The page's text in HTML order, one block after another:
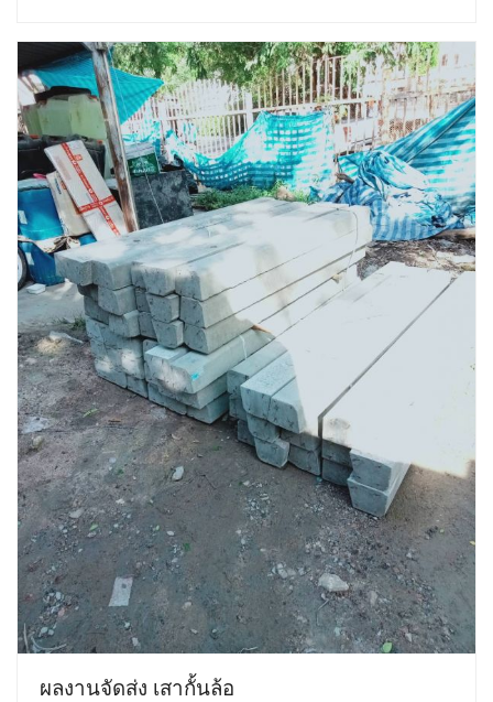
ผลงานจัดส่ง เสากั้นล้อ